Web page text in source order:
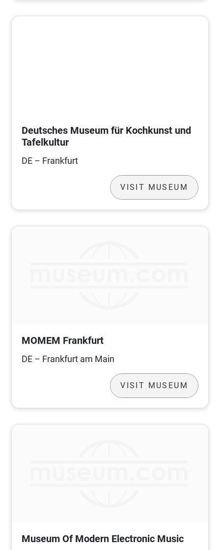
Deutsches Museum für Kochkunst und
Tafelkultur
DE – Frankfurt
VISIT MUSEUM
MOMEM Frankfurt
DE – Frankfurt am Main
VISIT MUSEUM
Museum Of Modern Electronic Music